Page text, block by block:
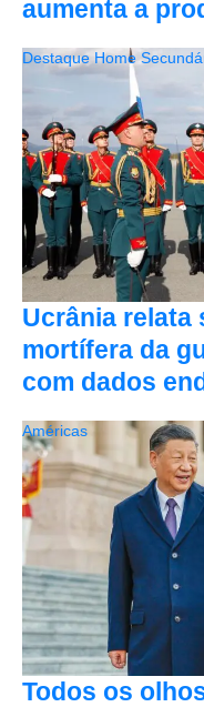
aumenta a
Ucrânia relata
mortífera da
com dados
Destaque Home
Todos os
Américas